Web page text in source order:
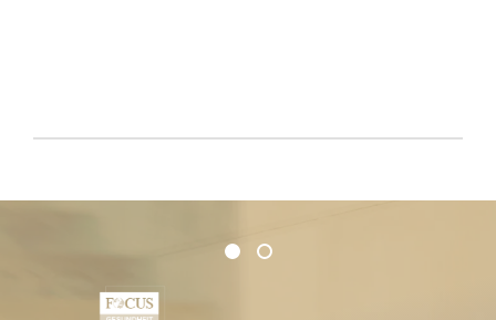
Certificates and Associations
1 2